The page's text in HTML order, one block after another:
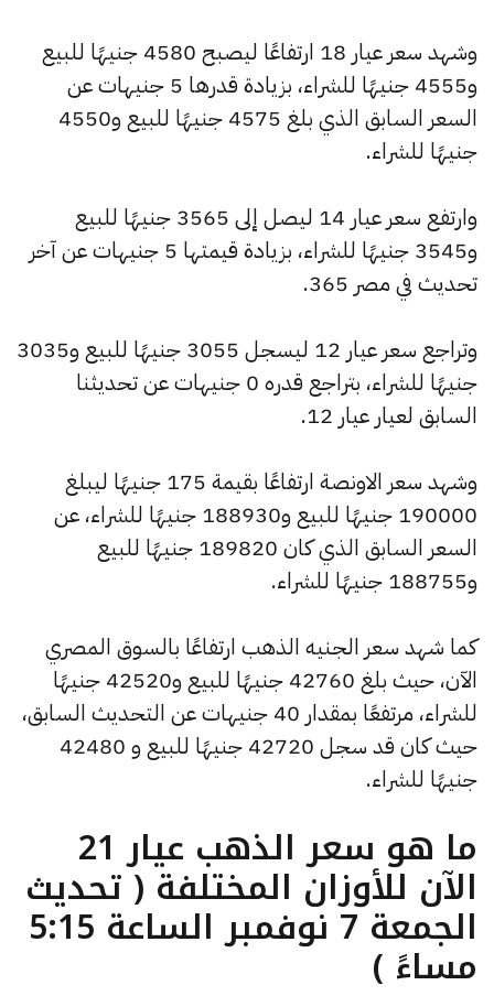
وشهد سعر عيار 18 ارتفاعًا ليصبح 4580 جنيهًا للبيع
و4555 جنيهًا للشراء، بزيادة قدرها 5 جنيهات عن
السعر السابق الذي بلغ 4575 جنيهًا للبيع و4550
جنيهًا للشراء.
وارتفع سعر عيار 14 ليصل إلى 3565 جنيهًا للبيع
و3545 جنيهًا للشراء، بزيادة قيمتها 5 جنيهات عن آخر
تحديث في مصر 365.
وتراجع سعر عيار 12 ليسجل 3055 جنيهًا للبيع و3035
جنيهًا للشراء، بتراجع قدره 0 جنيهات عن تحديثنا
السابق لعيار عيار 12.
وشهد سعر الاونصة ارتفاعًا بقيمة 175 جنيهًا ليبلغ
190000 جنيهًا للبيع و188930 جنيهًا للشراء، عن
السعر السابق الذي كان 189820 جنيهًا للبيع
و188755 جنيهًا للشراء.
كما شهد سعر الجنيه الذهب ارتفاعًا بالسوق المصري
الآن، حيث بلغ 42760 جنيهًا للبيع و42520 جنيهًا
للشراء، مرتفعًا بمقدار 40 جنيهات عن التحديث السابق،
حيث كان قد سجل 42720 جنيهًا للبيع و 42480
جنيهًا للشراء.
ما هو سعر الذهب عيار 21
الآن للأوزان المختلفة ( تحديث
الجمعة 7 نوفمبر الساعة 5:15
مساءً )